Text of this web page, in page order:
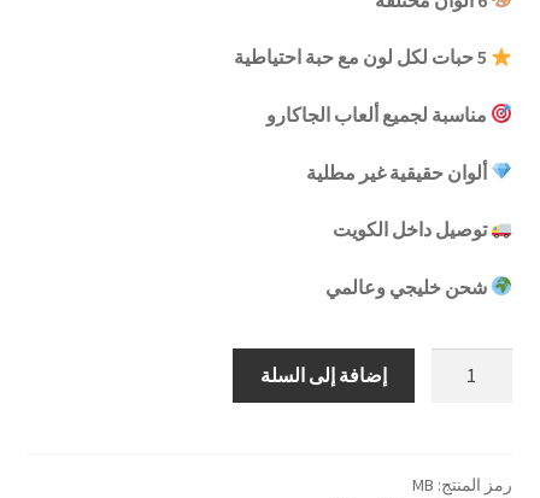
مناسبة لجميع ألعاب الجاكارو
ألوان حقيقية غير مطلية
توصيل داخل الكويت
شحن خليجي وعالمي
٦
إضافة إلى السلة
رمز المنتج: MB